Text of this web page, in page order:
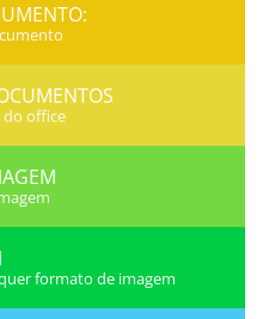
office
formato de imagem